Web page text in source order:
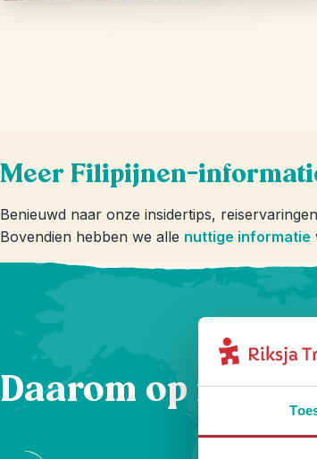
Meer Filipijnen-
Benieuwd naar onze insidertips,
Bovendien hebben we alle nuttige informatie
Daarom op reis